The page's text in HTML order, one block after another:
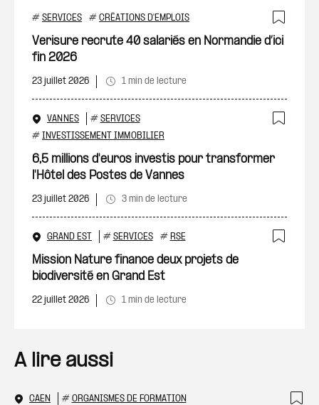
# SERVICES # CRÉATIONS D'EMPLOIS
Verisure recrute 40 salariés en Normandie d’ici
fin 2026
23 juillet 2026 1 min de lecture
VANNES # SERVICES
# INVESTISSEMENT IMMOBILIER
6,5 millions d'euros investis pour transformer
l'Hôtel des Postes de Vannes
23 juillet 2026 3 min de lecture
GRAND EST # SERVICES # RSE
Mission Nature finance deux projets de
biodiversité en Grand Est
22 juillet 2026 1 min de lecture
A lire aussi
CAEN # ORGANISMES DE FORMATION